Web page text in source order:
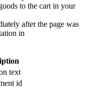
to the cart in your
after the page was
in
text
id